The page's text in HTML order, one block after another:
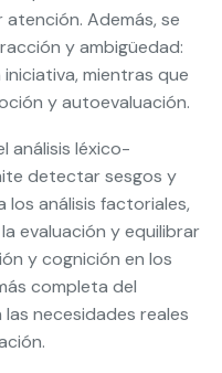
Además, se
y ambigüedad:
mientras que
y autoevaluación.
análisis léxico-
detectar sesgos y
los análisis factoriales,
evaluación y equilibrar
y cognición en los
completa del
necesidades reales